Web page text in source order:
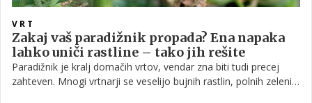
VRT
Zakaj vaš paradižnik propada? Ena napaka
lahko uniči rastline – tako jih rešite
Paradižnik je kralj domačih vrtov, vendar zna biti tudi precej
zahteven. Mnogi vrtnarji se veselijo bujnih rastlin, polnih zelenih